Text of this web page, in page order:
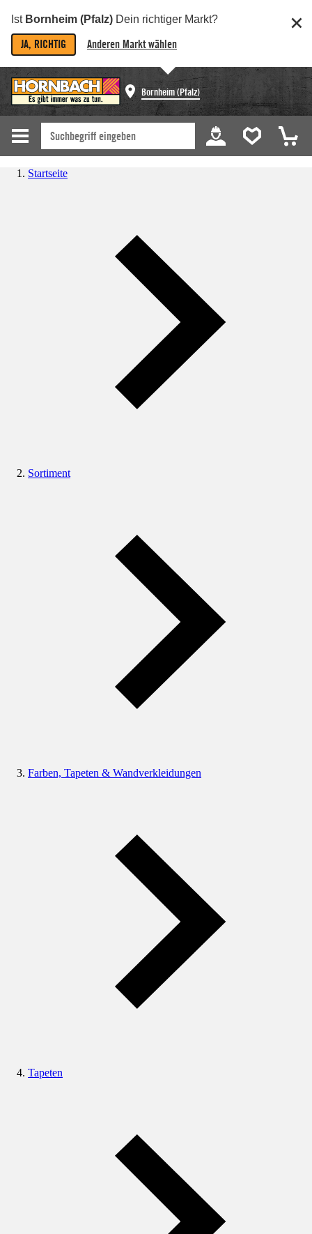
Ist Bornheim (Pfalz) Dein richtiger Markt?
JA, RICHTIG Anderen Markt wählen
Bornheim (Pfalz)
Startseite
Sortiment
Farben, Tapeten & Wandverkleidungen
Tapeten